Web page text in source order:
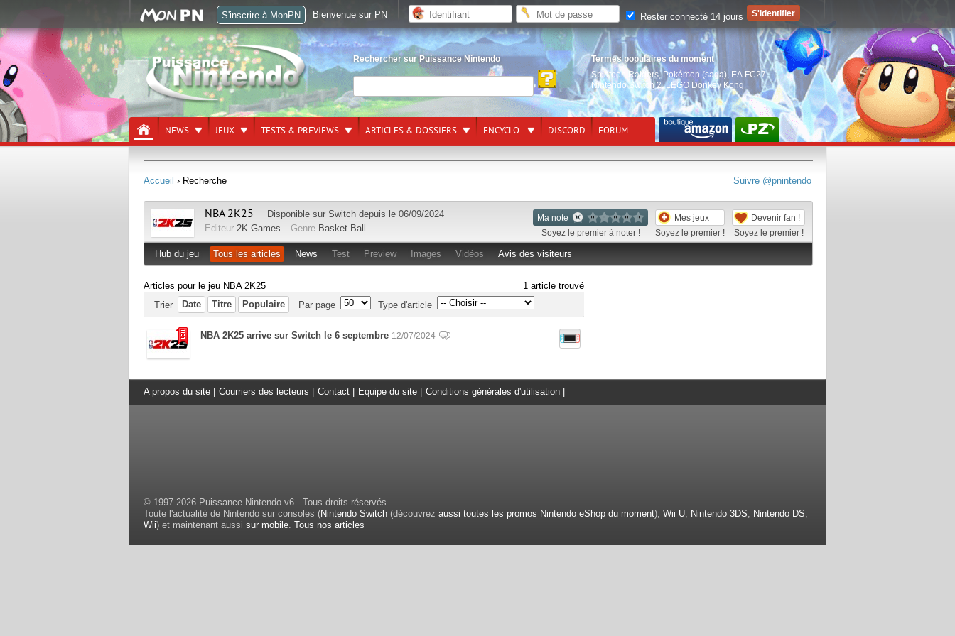
Rechercher sur Puissance Nintendo
Termes populaires du moment
Splatoon Raiders, Pokémon (saga) EA FC27,
Nintendo Switch 2,LEGO Donkey Kong
NEWS JEUX TESTS & PREVIEWS ARTICLES & DOSSIERS ENCYCLO. DISCORD FORUM
Suivre @pnintendo
Accueil › Recherche
Ma note
Soyez le premier à noter !
Mes jeux
Soyez le premier !
Devenir fan !
Soyez le premier !
NBA 2K25 Disponible sur Switch depuis le 06/09/2024
Editeur 2K Games Genre Basket Ball
Hub du jeu Tous les articles News Test Preview Images Vidéos Avis des visiteurs
Articles pour le jeu NBA 2K25
1 article trouvé
Trier
Date Titre Populaire Par page Type d'article
NBA 2K25 arrive sur Switch le 6 septembre 12/07/2024
A propos du site Courriers des lecteurs Contact Equipe du site Conditions générales d'utilisation
© 1997-2026 Puissance Nintendo v6 - Tous droits réservés.
Toute l'actualité de Nintendo sur consoles (Nintendo Switch (découvrez aussi toutes les promos Nintendo eShop du moment), Wii U, Nintendo 3DS, Nintendo DS,
Wii) et maintenant aussi sur mobile. Tous nos articles
S'inscrire à MonPN Bienvenue sur PN Rester connecté 14 jours